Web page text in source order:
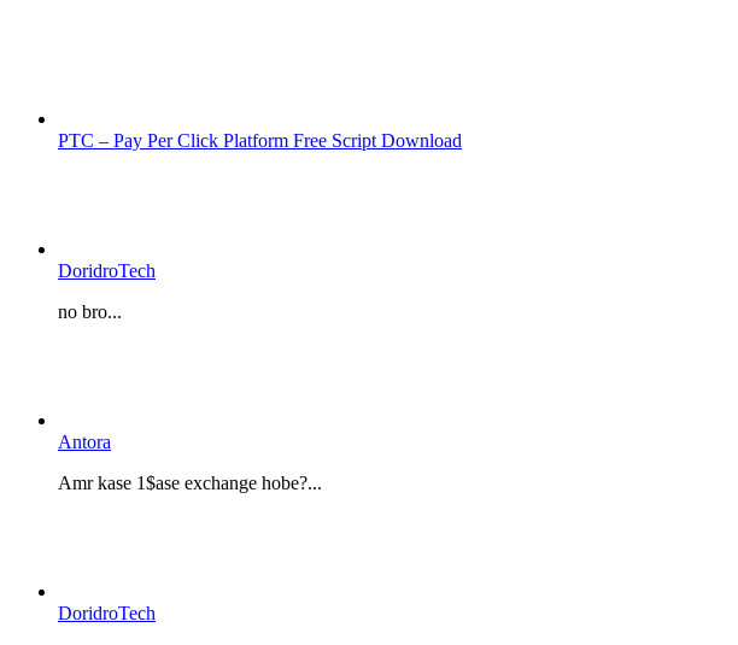
PTC – Pay Per Click Platform Free Script Download
DoridroTech
no bro...
Antora
Amr kase 1$ase exchange hobe?...
DoridroTech